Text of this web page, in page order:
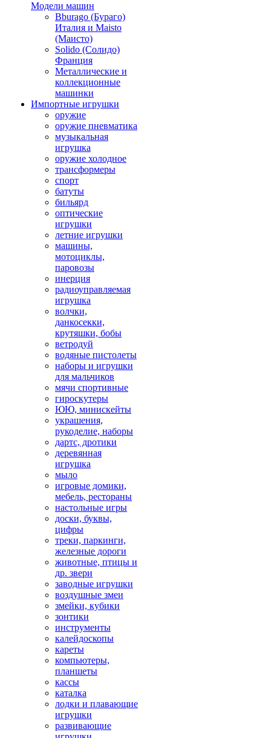
Модели машин
Bburago (Бураго)
Италия и Maisto
(Маисто)
Solido (Солидо)
Франция
Металлические и
коллекционные
машинки
Импортные игрушки
оружие
оружие пневматика
музыкальная
игрушка
оружие холодное
трансформеры
спорт
батуты
бильярд
оптические
игрушки
летние игрушки
машины,
мотоциклы,
паровозы
инерция
радиоуправляемая
игрушка
волчки,
данкосекки,
крутяшки, бобы
ветродуй
водяные пистолеты
наборы и игрушки
для мальчиков
мячи спортивные
гироскутеры
ЮЮ, минискейты
украшения,
рукоделие, наборы
дартс, дротики
деревянная
игрушка
мыло
игровые домики,
мебель, рестораны
настольные игры
доски, буквы,
цифры
треки, паркинги,
железные дороги
животные, птицы и
др. звери
заводные игрушки
воздушные змеи
змейки, кубики
зонтики
инструменты
калейдоскопы
кареты
компьютеры,
планшеты
кассы
каталка
лодки и плавающие
игрушки
развивающие